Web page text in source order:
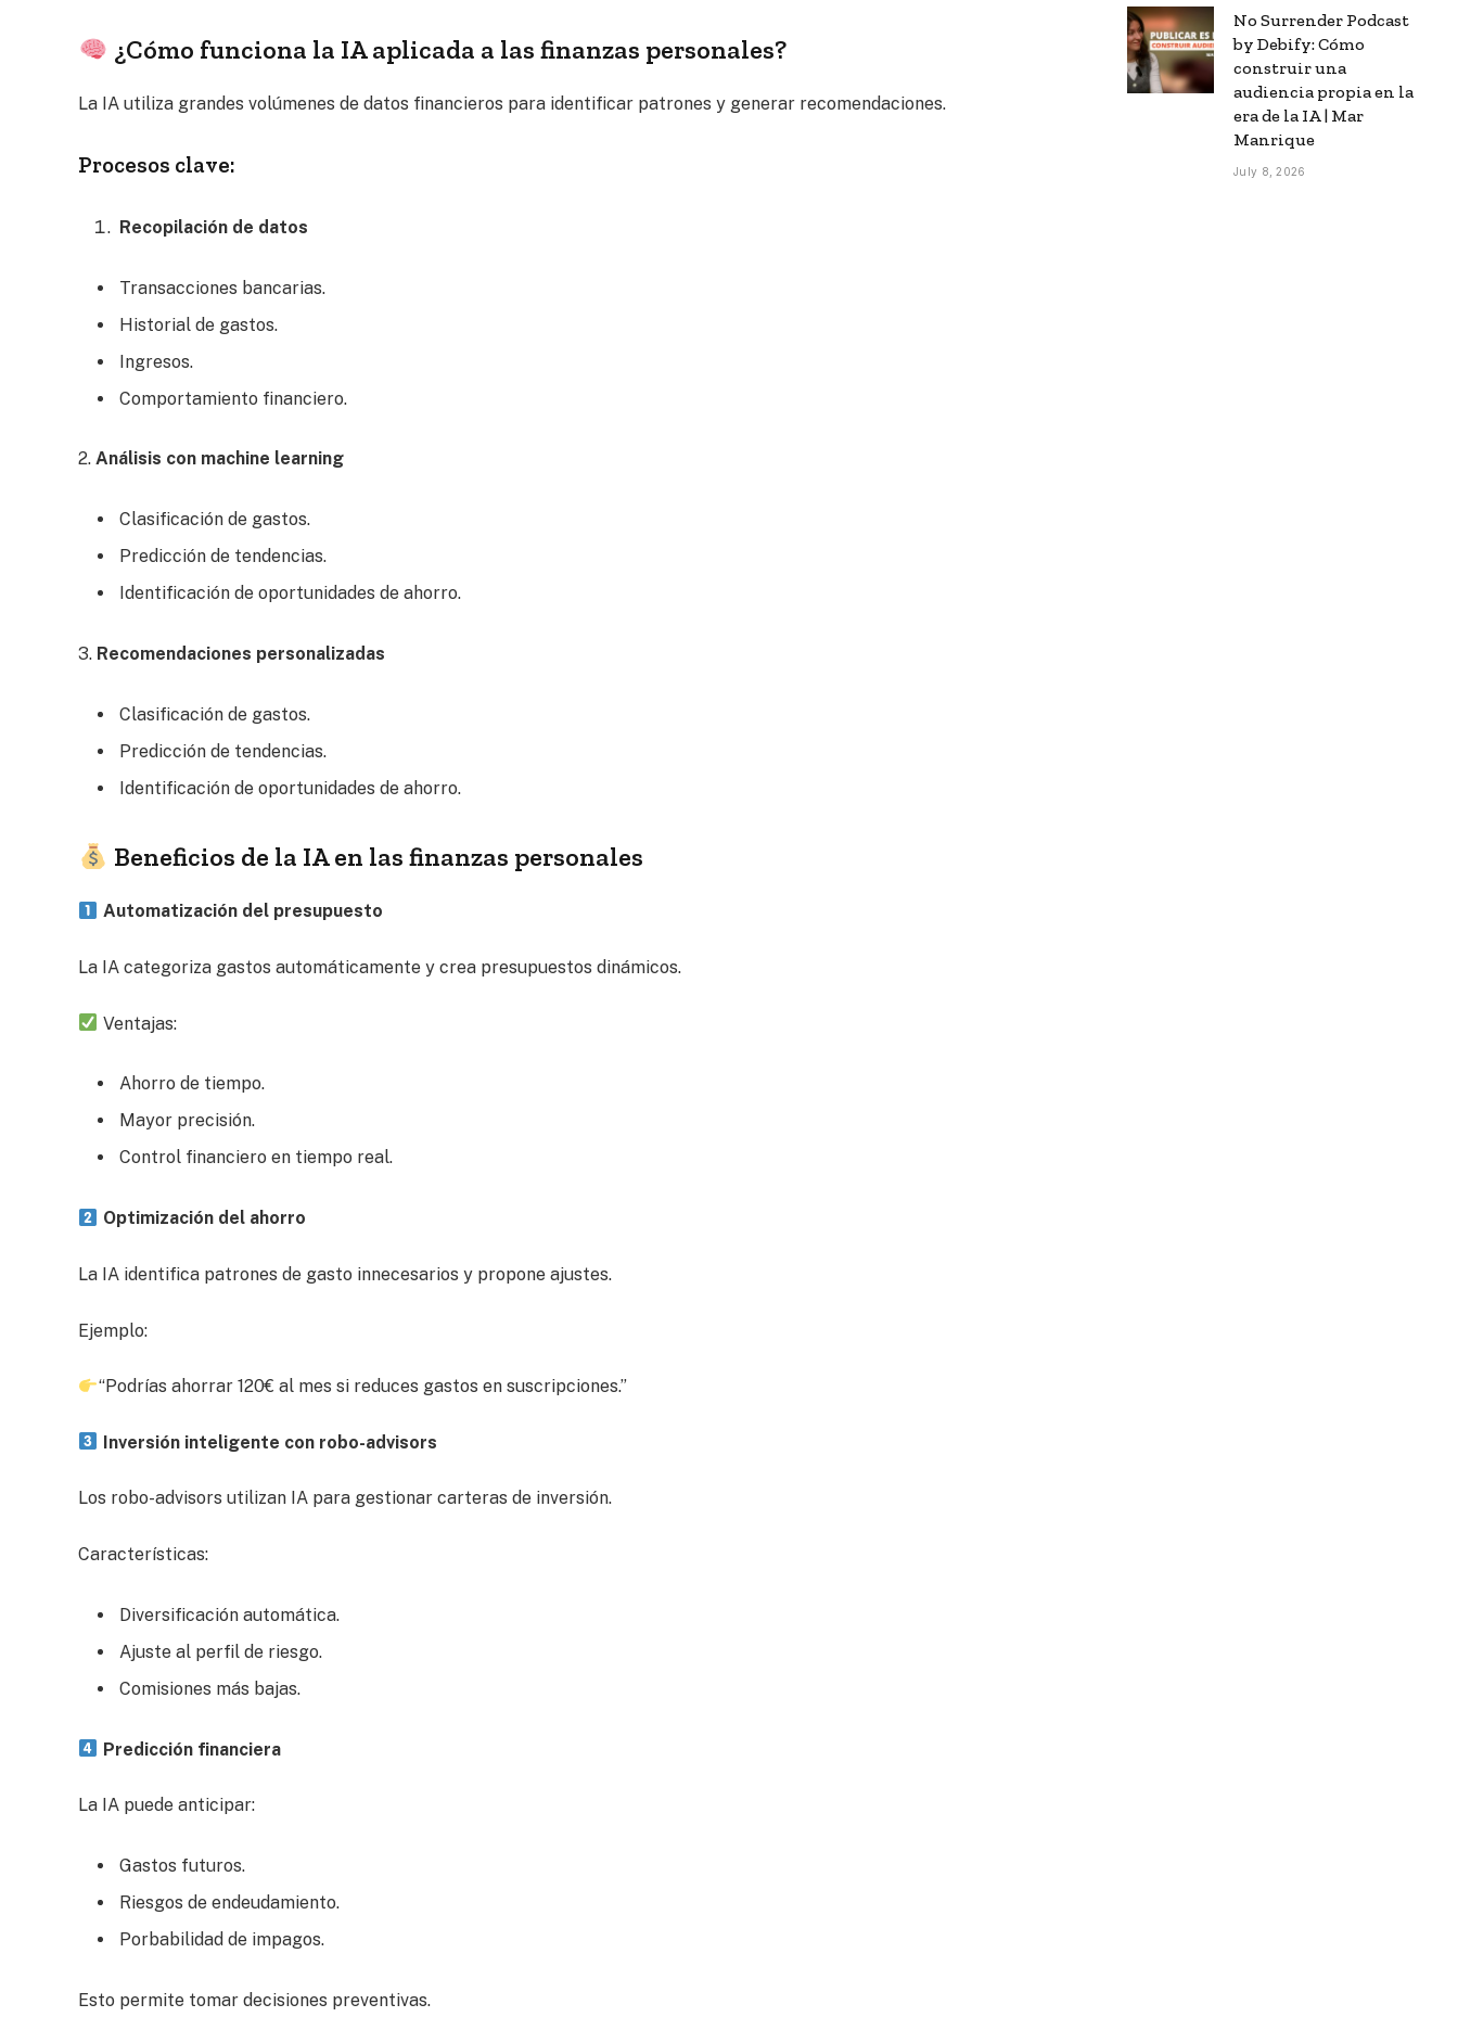
¿Cómo funciona la IA aplicada a las finanzas personales?
La IA utiliza grandes volúmenes de datos financieros para identificar patrones y generar recomendaciones.
Procesos clave:
Recopilación de datos
Transacciones bancarias.
Historial de gastos.
Ingresos.
Comportamiento financiero.
2.Análisis con machine learning
Clasificación de gastos.
Predicción de tendencias.
Identificación de oportunidades de ahorro.
3. Recomendaciones personalizadas
Clasificación de gastos.
Predicción de tendencias.
Identificación de oportunidades de ahorro.
Beneficios de la IA en las finanzas personales
Automatización del presupuesto
La IA categoriza gastos automáticamente y crea presupuestos dinámicos.
Ventajas:
Ahorro de tiempo.
Mayor precisión.
Control financiero en tiempo real.
Optimización del ahorro
La IA identifica patrones de gasto innecesarios y propone ajustes.
Ejemplo:
“Podrías ahorrar 120€ al mes si reduces gastos en suscripciones.”
Inversión inteligente con robo-advisors
Los robo-advisors utilizan IA para gestionar carteras de inversión.
Características:
Diversificación automática.
Ajuste al perfil de riesgo.
Comisiones más bajas.
Predicción financiera
La IA puede anticipar:
Gastos futuros.
Riesgos de endeudamiento.
Porbabilidad de impagos.
Esto permite tomar decisiones preventivas.
No Surrender Podcast
by Debify: Cómo
construir una
audiencia propia en la
era de la IA | Mar
Manrique
July 8, 2026